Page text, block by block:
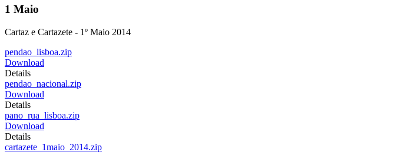
1 Maio
Cartaz e Cartazete - 1º Maio 2014
pendao_lisboa.zip
Download
Details
pendao_nacional.zip
Download
Details
pano_rua_lisboa.zip
Download
Details
cartazete_1maio_2014.zip